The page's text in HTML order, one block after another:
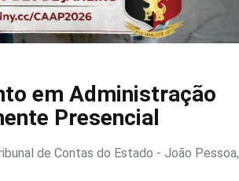
em Administração
Presencial
de Contas do Estado - João Pessoa,